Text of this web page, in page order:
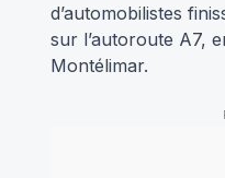
d’automobilistes
sur l’autoroute A7,
Montélimar.